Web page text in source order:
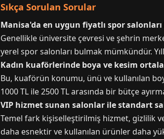
Sıkça Sorulan Sorular
Manisa'da en uygun fiyatlı spor
Genellikle üniversite çevresi ve şehrin
yerel spor salonları bulmak mümkündür.
Kadın kuaförlerinde boya ve kesim
Bu, kuaförün konumu, ünü ve kullanılan
1000 TL ile 2500 TL arasında bir bütçe
VIP hizmet sunan salonlar ile standart
Temel fark kişiselleştirilmiş hizmet, gizlilik
daha esnektir ve kullanılan ürünler daha